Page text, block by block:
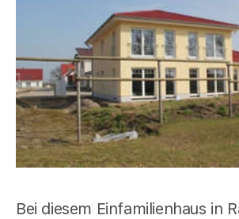
Bei diesem Einfamilienhaus in